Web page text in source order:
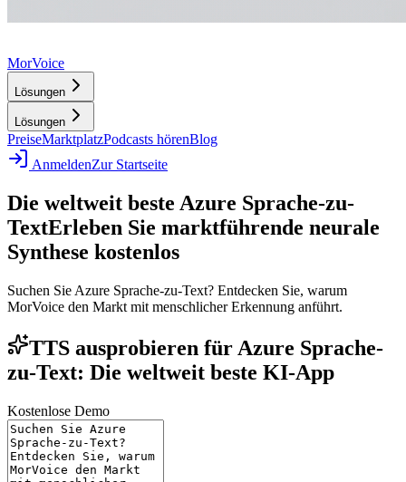
MorVoice
Lösungen
Lösungen
PreiseMarktplatzPodcasts hörenBlog
AnmeldenZur Startseite
Die weltweit beste Azure Sprache-zu-
TextErleben Sie marktführende neurale
Synthese kostenlos
Suchen Sie Azure Sprache-zu-Text? Entdecken Sie, warum
MorVoice den Markt mit menschlicher Erkennung anführt.
TTS ausprobieren für Azure Sprache-
zu-Text: Die weltweit beste KI-App
Kostenlose Demo